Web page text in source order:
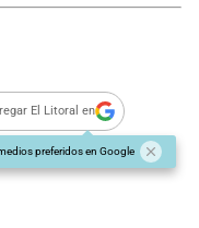
El Litoral en
preferidos en Google